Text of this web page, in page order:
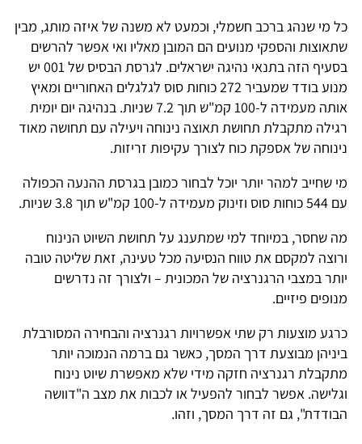
כל מי שנהג ברכב חשמלי, וכמעט לא משנה של איזה מותג, מבין
שתאוצות והספקי מנועים הם המובן מאליו ואי אפשר להרשים
בסעיף הזה בתנאי נהיגה ישראלים. לגרסת הבסיס של 001 יש
מנוע בודד שמעביר 272 כוחות סוס לגלגלים האחוריים ומאיץ
אותה מעמידה ל-100 קמ"ש תוך 7.2 שניות. בנהיגה יום יומית
רגילה מתקבלת תחושת תאוצה נינוחה ויעילה עם תחושה מאוד
נינוחה של אספקת כוח לצורך עקיפות זריזות.
מי שחייב למהר יותר יוכל לבחור כמובן בגרסת ההנעה הכפולה
עם 544 כוחות סוס וזינוק מעמידה ל-100 קמ"ש תוך 3.8 שניות.
מה שחסר, במיוחד למי שמתענג על תחושת השיוט הנינוח
ורוצה למקסם את טווח הנסיעה מכל טעינה, זאת שליטה טובה
יותר במצבי הרגנרציה של המכונית – ולצורך זה נדרשים
מנופים פיזיים.
כרגע מוצעות רק שתי אפשרויות רגנרציה והבחירה המסורבלת
ביניהן מבוצעת דרך המסך, כאשר גם ברמה הנמוכה יותר
מתקבלת רגנרציה חזקה מידי שלא מאפשרת שיוט נינוח
וגלישה. אפשר לבחור להפעיל או לכבות את מצב ה"דוושה
הבודדת", גם זה דרך המסך, וזהו.